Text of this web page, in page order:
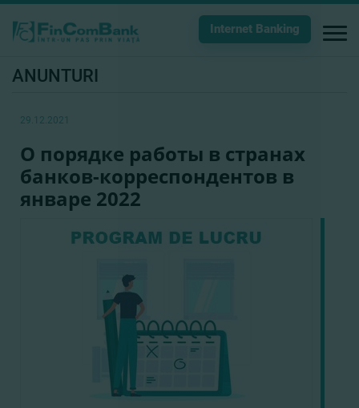
Internet Banking
ANUNTURI
29.12.2021
О порядке работы в странах
банков-корреспондентов в
январе 2022